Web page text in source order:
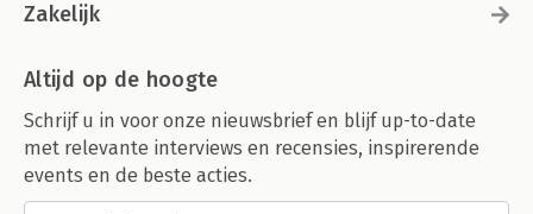
Zakelijk
Altijd op de hoogte
Schrijf u in voor onze nieuwsbrief en blijf up-to-date
met relevante interviews en recensies, inspirerende
events en de beste acties.